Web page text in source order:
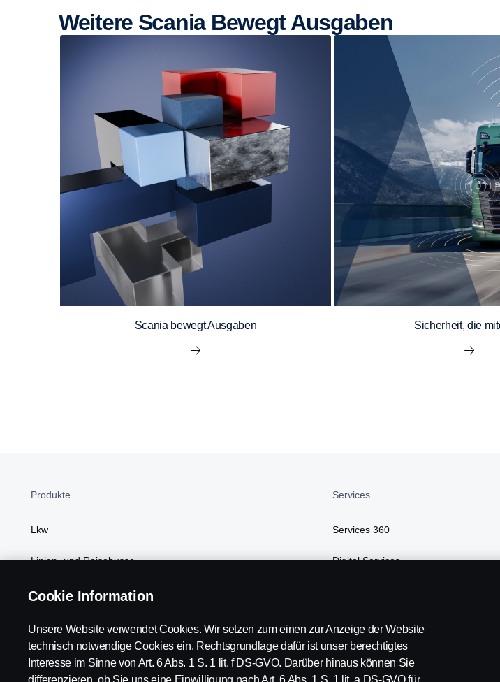
Weitere Scania Bewegt Ausgaben
Scania bewegt Ausgaben Sicherheit, die
Produkte
Lkw
Linien- und Reisebusse
Power Solutions
Services
Services 360
Digital Services
Cookie Information
Unsere Website verwendet Cookies. Wir setzen zum einen zur Anzeige der Website
technisch notwendige Cookies ein. Rechtsgrundlage dafür ist unser berechtigtes
Interesse im Sinne von Art. 6 Abs. 1 S. 1 lit. f DS-GVO. Darüber hinaus können Sie
differenzieren, ob Sie uns eine Einwilligung nach Art. 6 Abs. 1 S. 1 lit. a DS-GVO für